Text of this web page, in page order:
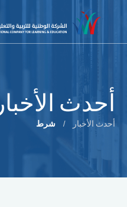
أحدث الأخبار
أحدث الأخبار / شرط